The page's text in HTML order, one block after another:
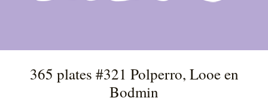
365 plates #321 Polperro, Looe en
Bodmin